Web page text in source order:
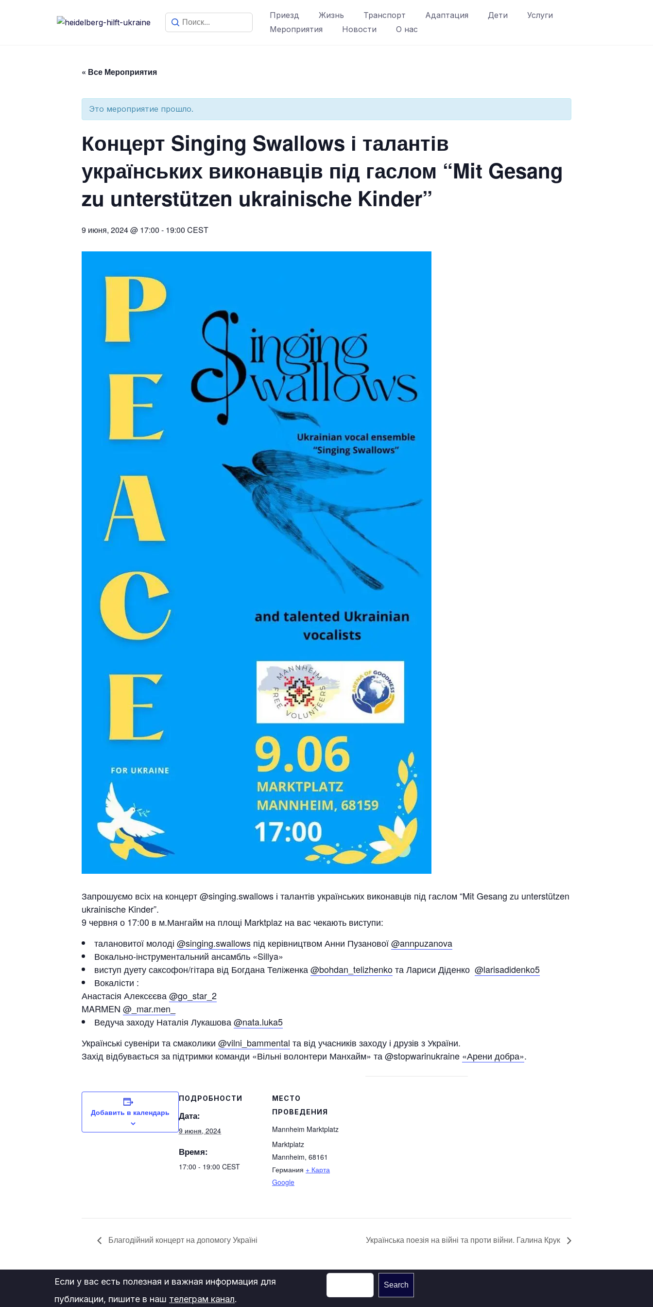
Приезд Жизнь Транспорт Адаптация Дети
Услуги
Мероприятия
Новости О нас
« Все Мероприятия
Это мероприятие прошло.
Концерт Singing Swallows і талантів
українських виконавців під гаслом “Mit Gesang
zu unterstützen ukrainische Kinder”
9 июня, 2024 @ 17:00 - 19:00 CEST
Запрошуємо всіх на концерт @singing.swallows і талантів українських виконавців під гаслом “Mit Gesang zu unterstützen
ukrainische Kinder”.
9 червня о 17:00 в м.Мангайм на площі Marktplaz на вас чекають виступи:
талановитої молоді @singing.swallows під керівництвом Анни Пузанової@annpuzanova
Вокально-інструментальний ансамбль «Sillya»
виступ дуету саксофон/гітара від Богдана Теліженка@bohdan_telizhenkoта Лариси Діденко @larisadidenko5
Вокалісти :
Анастасія Алексєєва@go_star_2
MARMEN @_mar.men_
Ведуча заходу Наталія Лукашова@nata.luka5
Українські сувеніри та смаколики @vilni_bammental та від учасників заходу і друзів з України.
Захід відбувається за підтримки команди «Вільні волонтери Манхайм» та @stopwarinukraine «Арени добра».
Добавить в календарь
ПОДРОБНОСТИ
Дата:
9 июня, 2024
Время:
17:00 - 19:00 CEST
МЕСТО
ПРОВЕДЕНИЯ
Mannheim Marktplatz
Marktplatz
Mannheim, 68161
Германия + Карта
Google
Благодійний концерт на допомогу Україні Українська поезія на війні та проти війни. Галина Крук
Если у вас есть полезная и важная информация для
публикации, пишите в наш телеграм канал.
Search